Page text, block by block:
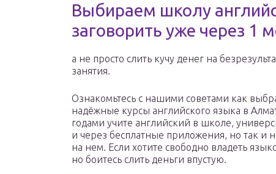
Выбираем школу
заговорить уже через 1
а не просто слить кучу денег на
занятия.
Ознакомьтесь с нашими советами как
надёжные курсы английского языка в
годами учите английский в школе,
и через бесплатные приложения, но так и
на нем. Если хотите свободно владеть
но боитесь слить деньги впустую.